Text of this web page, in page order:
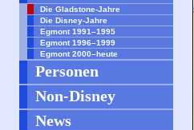
Die Gladstone-Jahre
Die Disney-Jahre
Egmont 1991–1995
Egmont 1996–1999
Egmont 2000–heute
Personen
Non-Disney
News